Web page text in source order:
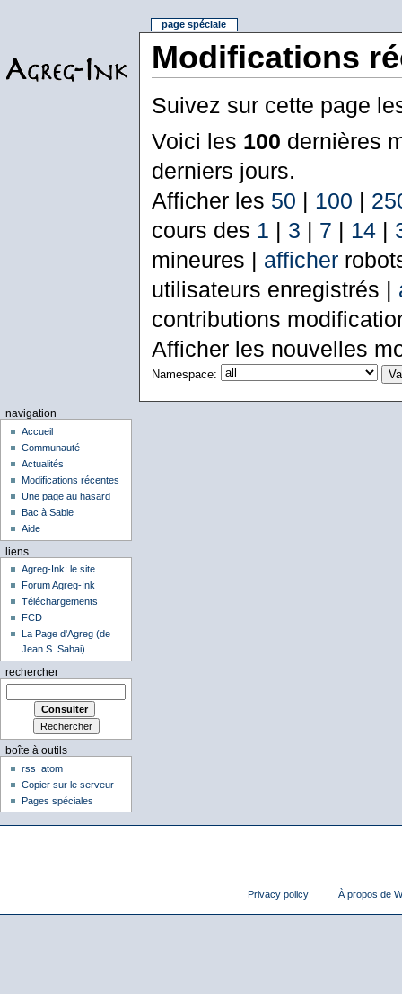
Modifications
Suivez sur cette page
Voici les 100 dernières
derniers jours.
Afficher les 50 | 100 |
cours des 1 | 3 | 7 | 14|
mineures | afficher
utilisateurs enregistrés |
contributions
Afficher les nouvelles
Namespace:
page spéciale
navigation
Accueil
Communauté
Actualités
Modifications récentes
Une page au hasard
Bac à Sable
Aide
liens
Agreg-Ink: le site
Forum Agreg-Ink
Téléchargements
FCD
La Page d'Agreg (de
Jean S. Sahai)
rechercher
boîte à outils
rss
atom
Copier sur le serveur
Pages spéciales
Privacy policy À propos de